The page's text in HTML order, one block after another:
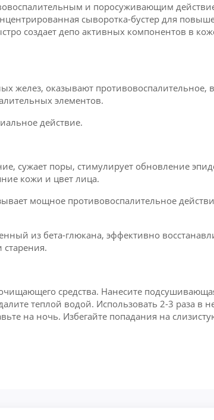
и поросуживающим
сыворотка-бустер для
создает депо активных компонентов в
желез, оказывают
элементов.
действие.
сужает поры, стимулирует обновление
кожи и цвет лица.
мощное противовоспалительное
из бета-глюкана, эффективно
средства. Нанесите
теплой водой. Использовать 2-3 раза в
на ночь. Избегайте попадания на